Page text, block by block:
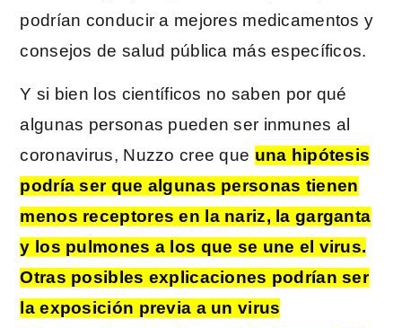
podrían conducir a mejores medicamentos y
consejos de salud pública más específicos.
Y si bien los científicos no saben por qué
algunas personas pueden ser inmunes al
coronavirus, Nuzzo cree que una hipótesis
podría ser que algunas personas tienen
menos receptores en la nariz, la garganta
y los pulmones a los que se une el virus.
Otras posibles explicaciones podrían ser
la exposición previa a un virus